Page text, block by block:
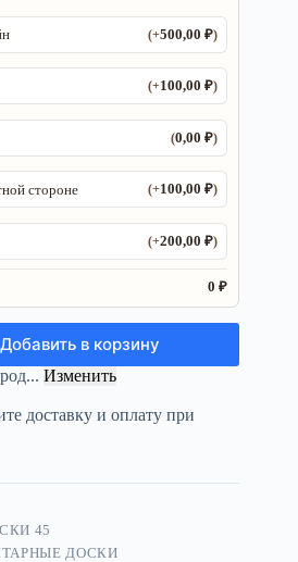
(+500,00₽)
(+100,00₽)
(0,00₽)
стороне (+100,00₽)
(+200,00₽)
0 ₽
Добавить в корзину
Изменить
доставку и оплату при
45
ДОСКИ